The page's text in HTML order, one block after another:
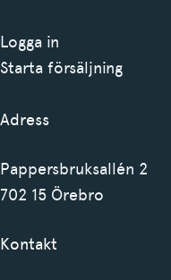
Logga in
Starta försäljning
Adress
Pappersbruksallén 2
702 15 Örebro
Kontakt